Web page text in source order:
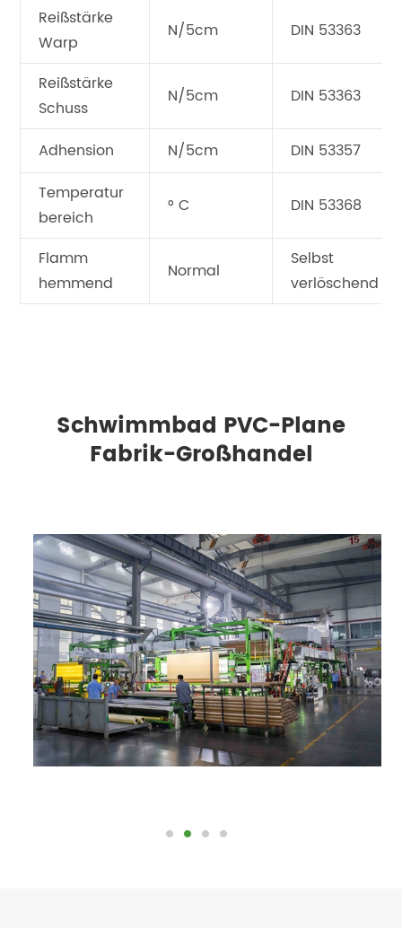
Reißstärke
Warp
N/5cm DIN 53363
Reißstärke
Schuss
N/5cm DIN 53363
Adhension N/5cm
DIN 53357
Temperatur
bereich
° C DIN 53368
Flamm
hemmend
Normal
Selbst
verlöschend
Schwimmbad PVC-Plane
Fabrik-Großhandel